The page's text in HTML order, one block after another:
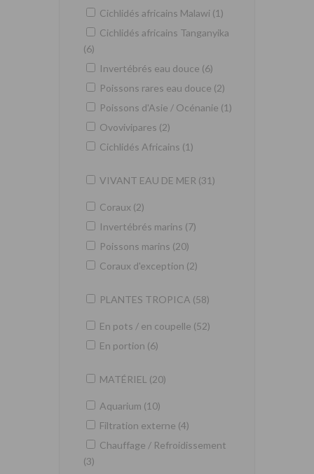
Cichlidés africains Malawi (1)
Cichlidés africains Tanganyika
(6)
Invertébrés eau douce (6)
Poissons rares eau douce (2)
Poissons d'Asie / Océnanie (1)
Ovovivipares (2)
Cichlidés Africains (1)
VIVANT EAU DE MER (31)
Coraux (2)
Invertébrés marins (7)
Poissons marins (20)
Coraux d'exception (2)
PLANTES TROPICA (58)
En pots / en coupelle (52)
En portion (6)
MATÉRIEL (20)
Aquarium (10)
Filtration externe (4)
Chauffage / Refroidissement
(3)